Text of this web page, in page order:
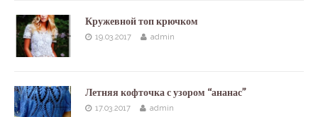
Кружевной топ крючком
19.03.2017 admin
Летняя кофточка с узором “ананас”
17.03.2017 admin